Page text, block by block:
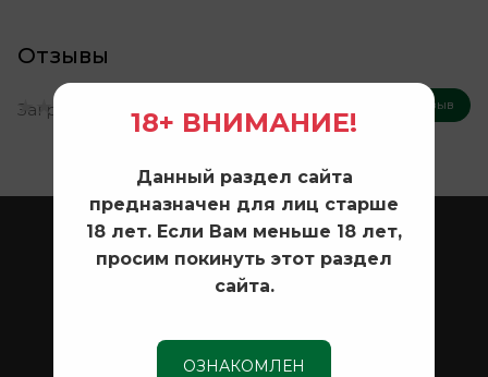
Отзывы
Оставить отзыв
Загрузка отзывов...
ОХОТА
ОПТИКА
НОЖИ
18+ ВНИМАНИЕ!
Данный раздел сайта
предназначен для лиц старше
18 лет. Если Вам меньше 18 лет,
просим покинуть этот раздел
сайта.
ОЗНАКОМЛЕН